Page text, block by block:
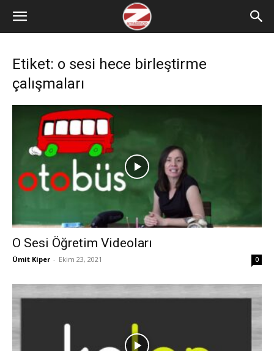
Etiket: o sesi hece birleştirme
çalışmaları
O Sesi Öğretim Videoları
Ümit Kiper - Ekim 23, 2021 0